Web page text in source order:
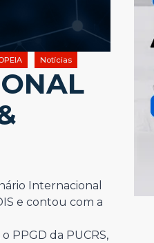
Notícias
Internacional
e contou com a
PPGD da PUCRS,